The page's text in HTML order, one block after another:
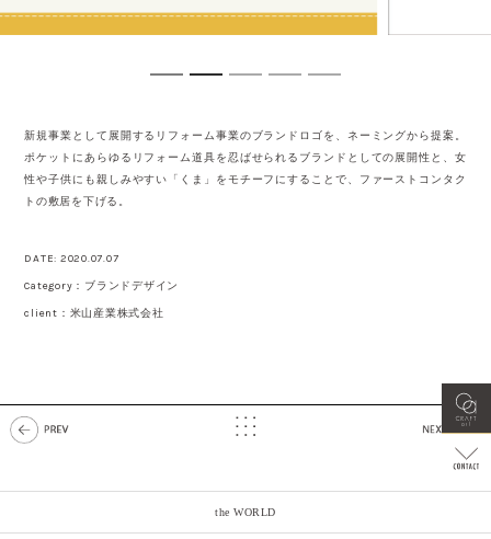
新規事業として展開するリフォーム事業のブランドロゴを、ネーミングから提案。
ポケットにあらゆるリフォーム道具を忍ばせられるブランドとしての展開性と、女
性や子供にも親しみやすい「くま」をモチーフにすることで、ファーストコンタク
トの敷居を下げる。
DATE: 2020.07.07
Category：ブランドデザイン
client：米山産業株式会社
the WORLD